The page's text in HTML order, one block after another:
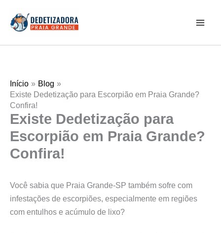
para
conteúdo
Início
Blog
Existe Dedetização para Escorpião em Praia Grande?
Confira!
Existe Dedetização para
Escorpião em Praia Grande?
Confira!
Você sabia que Praia Grande-SP também sofre com
infestações de escorpiões, especialmente em regiões
com entulhos e acúmulo de lixo?